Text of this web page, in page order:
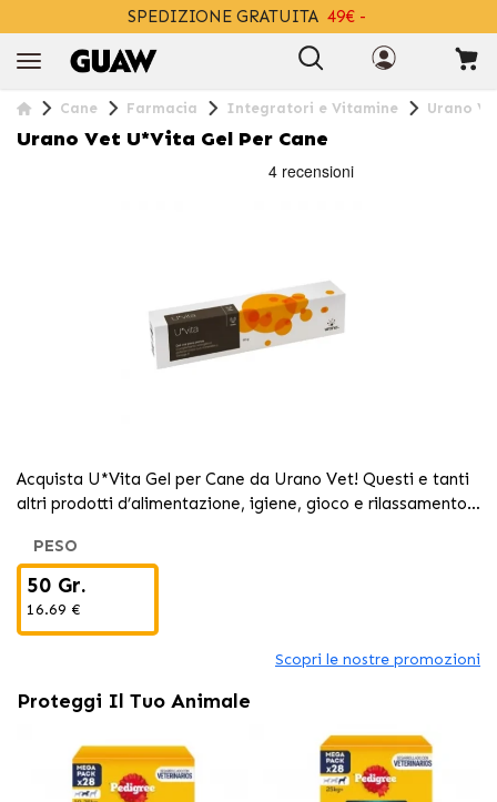
SPEDIZIONE GRATUITA 49€ -
Cane Farmacia Integratori e Vitamine Urano
Urano Vet U*Vita Gel Per Cane
Acquista U*Vita Gel per Cane da Urano Vet! Questi e tanti
altri prodotti d’alimentazione, igiene, gioco e rilassamento
PESO
50 Gr.
16.69 €
Scopri le nostre promozioni
Proteggi Il Tuo Animale